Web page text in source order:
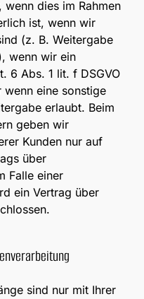
dies im Rahmen
ist, wenn wir
(z. B. Weitergabe
wenn wir ein
6 Abs. 1 lit. f DSGVO
eine sonstige
erlaubt. Beim
geben wir
Kunden nur auf
über
Falle einer
ein Vertrag über
sind nur mit Ihrer